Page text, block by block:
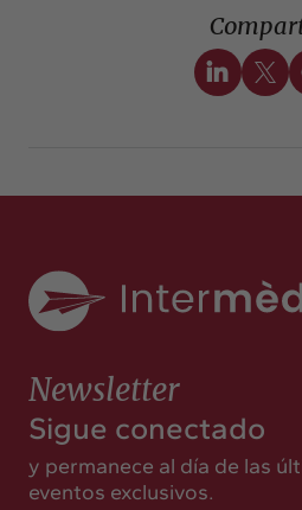
Newsletter
Sigue conectado
y permanece al día de las
eventos exclusivos.